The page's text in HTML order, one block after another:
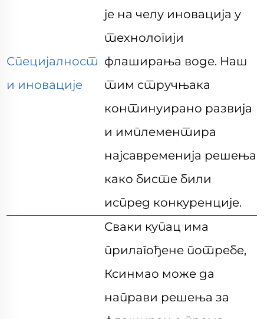
Специјалност
и иновације
је на челу иновација у
технологији
флаширања воде. Наш
тим стручњака
континуирано развија
и имплементира
најсавременија решења
како бисте били
испред конкуренције.
Сваки купац има
прилагођене потребе,
Ксинмао може да
направи решења за